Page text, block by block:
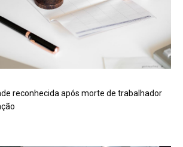
reconhecida após morte de trabalhador